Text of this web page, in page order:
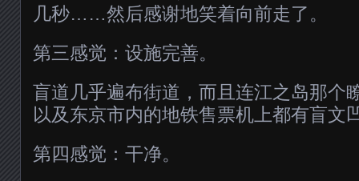
几秒……然后感谢地笑着向前走了。
第三感觉：设施完善。
盲道几乎遍布街道，而且连江之岛那个
以及东京市内的地铁售票机上都有盲文
第四感觉：干净。